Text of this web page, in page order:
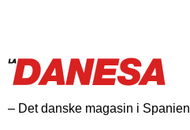
– Det danske magasin i Spanien